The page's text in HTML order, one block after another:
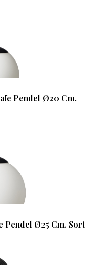
Pendel Ø20 Cm.
Pendel Ø25 Cm. Sort